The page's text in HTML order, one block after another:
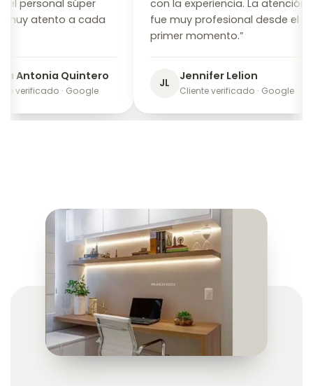
súper
atento a cada
Quintero
· Google
con la experiencia. La atención
fue muy profesional desde el
primer momento.”
Jennifer Lelion
Cliente verificado · Google